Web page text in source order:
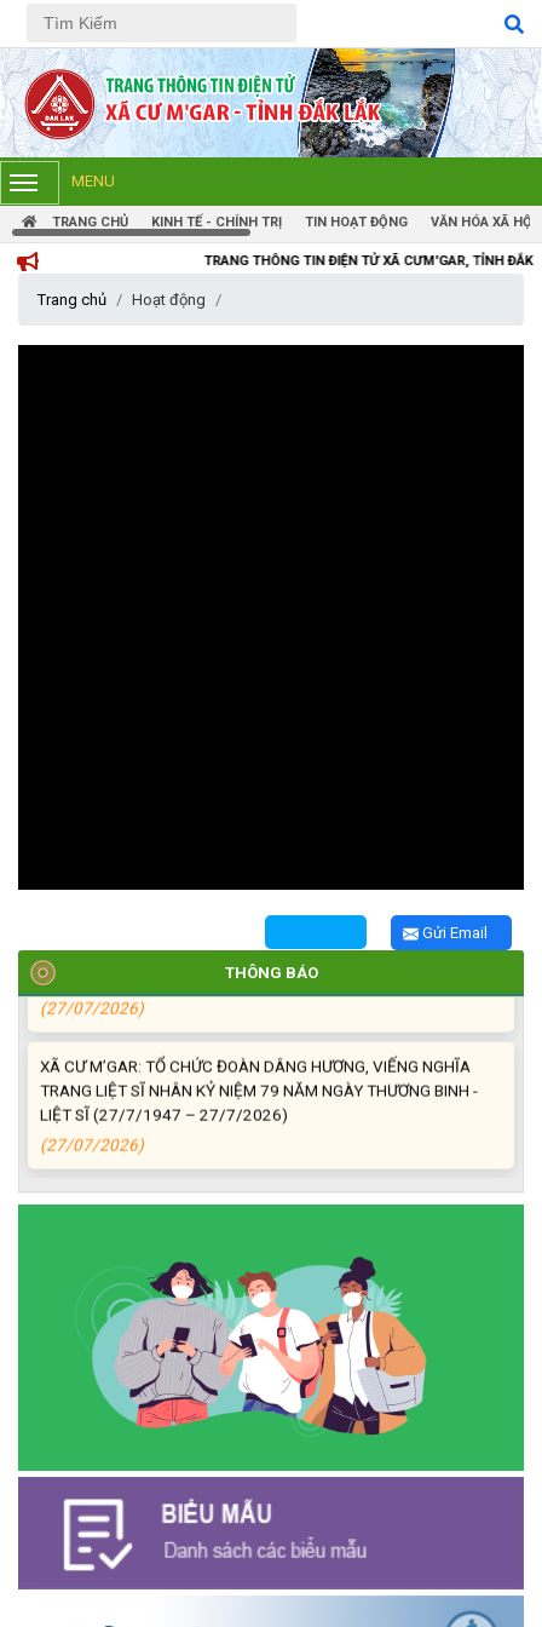
Tiếng Việt Tiếng Anh
MENU
TRANG CHỦ KINH TẾ - CHÍNH TRỊ TIN HOẠT ĐỘNG VĂN HÓA XÃ HỘI
TRANG THÔNG TIN ĐIỆN TỬ XÃ CƯM'GAR, TỈNH ĐẮK LẮK
Trang chủ Hoạt động
Gửi Email
THÔNG BÁO
HỘI NGƯỜI CAO TUỔI XÃ CƯ M’GAR: SƠ KẾT CÔNG TÁC HỘI 6
THÁNG ĐẦU NĂM VÀ KIỆN TOÀN TỔ CHỨC CHI HỘI SAU SÁP
NHẬP
(27/07/2026)
XÃ CƯ M’GAR: TỔ CHỨC ĐOÀN DÂNG HƯƠNG, VIẾNG NGHĨA
TRANG LIỆT SĨ NHÂN KỶ NIỆM 79 NĂM NGÀY THƯƠNG BINH -
LIỆT SĨ (27/7/1947 – 27/7/2026)
(27/07/2026)
ĐỒNG CHÍ PHAN XUÂN LỰC - CHỦ TỊCH UBND XÃ CƯ M’GAR
Phát biểu bế mạc Hội nghị Trung ương 3, khóa XIV của Tổng Bí
thư, Chủ tịch nước Tô Lâm
(26/07/2026)
NGÂN HÀNG CHÍNH SÁCH XÃ HỘI CƯ M’GAR: TỔ CHỨC CHO
(24/07/2026)
HỘI NÔNG DÂN XÃ CƯ M’GAR ĐẠI DIỆN TỈNH ĐẮK LẮK QUẢNG
BÁ SẢN PHẨM OCOP TẠI TUẦN LỄ NÔNG SẢN VÀ SẢN PHẨM